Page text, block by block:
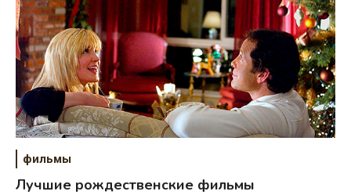
фильмы
Лучшие рождественские фильмы